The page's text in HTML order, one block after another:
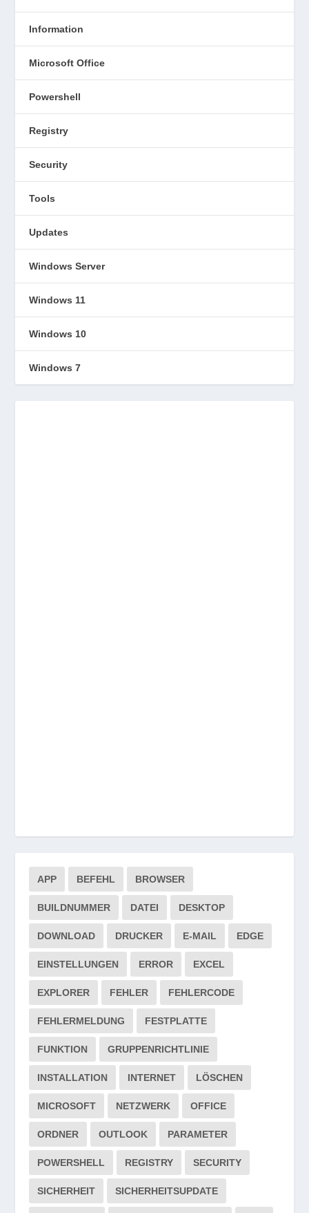
Information
Microsoft Office
Powershell
Registry
Security
Tools
Updates
Windows Server
Windows 11
Windows 10
Windows 7
APP BEFEHL BROWSER
BUILDNUMMER DATEI DESKTOP
DOWNLOAD DRUCKER E-MAIL EDGE
EINSTELLUNGEN ERROR EXCEL
EXPLORER FEHLER FEHLERCODE
FEHLERMELDUNG FESTPLATTE
FUNKTION GRUPPENRICHTLINIE
INSTALLATION INTERNET LÖSCHEN
MICROSOFT NETZWERK OFFICE
ORDNER OUTLOOK PARAMETER
POWERSHELL REGISTRY SECURITY
SICHERHEIT SICHERHEITSUPDATE